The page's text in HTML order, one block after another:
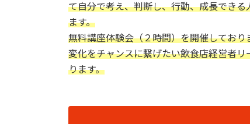
て自分で考え、判断し、行動、成長でき
ます。
無料講座体験会（２時間）を開催しており
変化をチャンスに繋げたい飲食店経営者
ります。